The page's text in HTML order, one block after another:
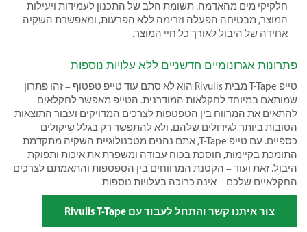
חלקיקי מים מהאדמה. תשומת הלב של התכנון לעמידות ויעילות
המוצר, מבטיחה הפעלה וזרימה ללא הפרעות, ומאפשרת השקיה
אחידה של היבול לאורך כל חיי המוצר.
פתרונות אגרונומיים חדשניים ללא עלויות נוספות
טייפ T-Tape מבית Rivulis הוא לא סתם עוד טייפ טפטוף – זהו פתרון
שמותאם במיוחד לחקלאות המודרנית. הטייפ מאפשר לחקלאים
להתאים את המרווח בין הטפטפות לצרכים המדויקים ועבור התוצאות
הטובות ביותר לגידולים שלהם, ולא להתפשר רק בגלל שיקולים
כספיים. עם טייפ T-Tape, אתם נהנים מטכנולוגיית השקיה מתקדמת
התומכת בקיימות, חוסכת בכוח עבודה ומשפרת את איכות ותפוקת
היבול. זאת ועוד – הקטנת המרווחים בין הטפטפות והתאמתם לצרכים
החקלאיים שלכם – אינה כרוכה בעלויות נוספות.
צור איתנו קשר והתחל לעבוד עם Rivulis T-Tape